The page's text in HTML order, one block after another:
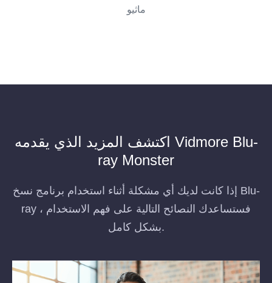
ماثيو
اكتشف المزيد الذي يقدمه Vidmore Blu-
ray Monster
إذا كانت لديك أي مشكلة أثناء استخدام برنامج نسخ Blu-
ray ، فستساعدك النصائح التالية على فهم الاستخدام
بشكل كامل.